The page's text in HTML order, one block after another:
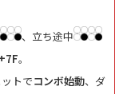
、立ち途中
。
トでコンボ始動、ダ